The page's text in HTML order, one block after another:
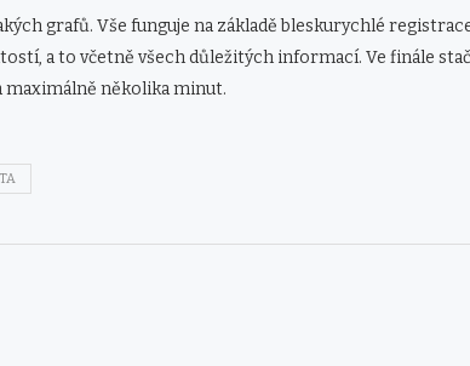
grafů. Vše funguje na základě bleskurychlé
a to včetně všech důležitých informací. Ve finále
maximálně několika minut.